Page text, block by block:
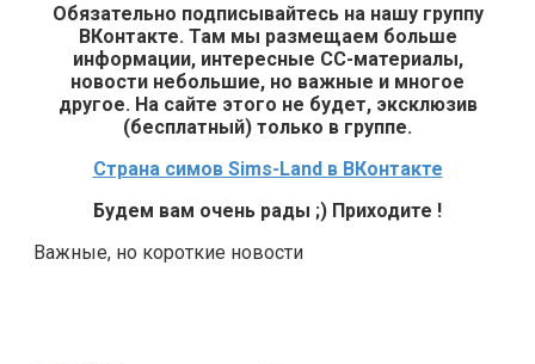
Обязательно подписывайтесь на нашу группу
ВКонтакте. Там мы размещаем больше
информации, интересные СС-материалы,
новости небольшие, но важные и многое
другое. На сайте этого не будет, эксклюзив
(бесплатный) только в группе.
Страна симов Sims-Land в ВКонтакте
Будем вам очень рады ;) Приходите !
Важные, но короткие новости